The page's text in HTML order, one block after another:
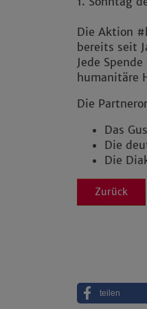
Die Aktion
bereits seit
Jede
humanitäre
Die
Das
Die
Die
Zurück
teilen